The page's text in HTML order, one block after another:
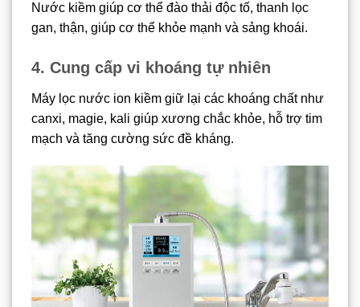
Nước kiềm giúp cơ thể đào thải độc tố, thanh lọc
gan, thận, giúp cơ thể khỏe mạnh và sảng khoái.
4. Cung cấp vi khoáng tự nhiên
Máy lọc nước ion kiềm giữ lại các khoáng chất như
canxi, magie, kali giúp xương chắc khỏe, hỗ trợ tim
mạch và tăng cường sức đề kháng.